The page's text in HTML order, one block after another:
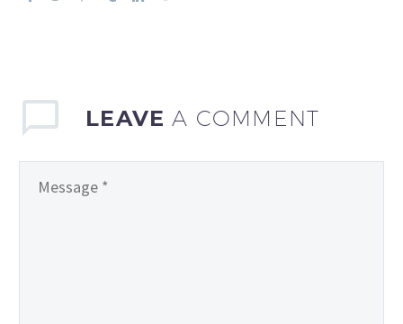
LEAVEA COMMENT